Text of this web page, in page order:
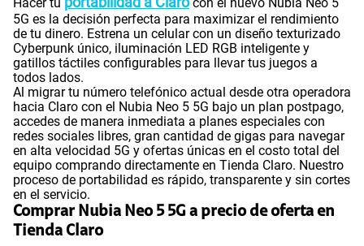
Hacer tu
con el nuevo Nubia Neo 5
5G es la decisión perfecta para maximizar el rendimiento
de tu dinero. Estrena un celular con un diseño texturizado
Cyberpunk único, iluminación LED RGB inteligente y
gatillos táctiles configurables para llevar tus juegos a
todos lados.
Al migrar tu número telefónico actual desde otra operadora
hacia Claro con el Nubia Neo 5 5G bajo un plan postpago,
accedes de manera inmediata a planes especiales con
redes sociales libres, gran cantidad de gigas para navegar
en alta velocidad 5G y ofertas únicas en el costo total del
equipo comprando directamente en Tienda Claro. Nuestro
proceso de portabilidad es rápido, transparente y sin cortes
en el servicio.
Comprar Nubia Neo 5 5G a precio de oferta en
Tienda Claro